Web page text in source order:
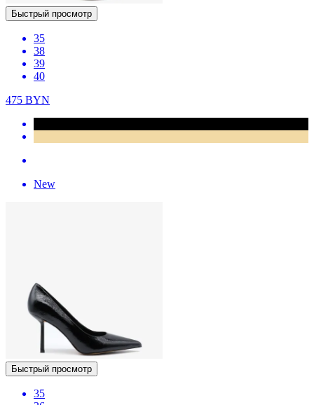
Быстрый просмотр
35
38
39
40
475 BYN
New
Быстрый просмотр
35